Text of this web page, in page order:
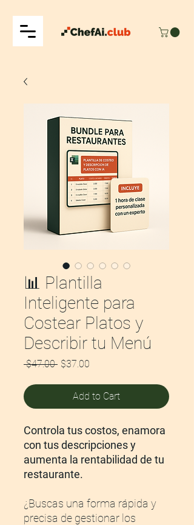
📊 Plantilla
Inteligente para
Costear Platos y
Describir tu Menú
$47.00 Regular
$37.00
Add to Cart
Controla tus costos, enamora
con tus descripciones y
aumenta la rentabilidad de tu
restaurante.
¿Buscas una forma rápida y
precisa de gestionar los